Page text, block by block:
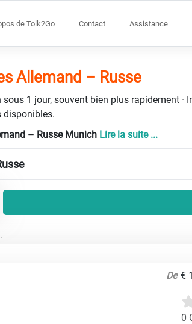
de Tolk2Go Contact Assistance
Allemand – Russe
1 jour, souvent bien plus rapidement ·
disponibles.
– Russe Munich Lire la suite ...
De €
0